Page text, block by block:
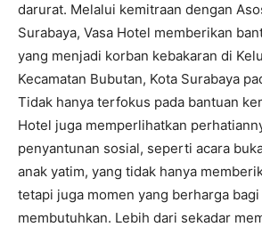
darurat. Melalui kemitraan dengan
Surabaya, Vasa Hotel memberikan
yang menjadi korban kebakaran di
Kecamatan Bubutan, Kota Surabaya
Tidak hanya terfokus pada bantuan
Hotel juga memperlihatkan
penyantunan sosial, seperti acara
anak yatim, yang tidak hanya
tetapi juga momen yang berharga bagi
membutuhkan. Lebih dari sekadar